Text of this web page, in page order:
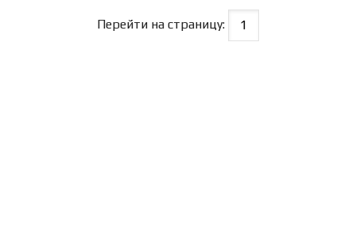
Перейти на страницу: